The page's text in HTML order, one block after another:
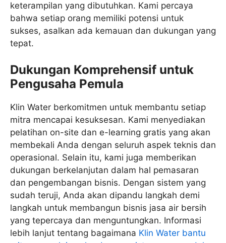
keterampilan yang dibutuhkan. Kami percaya
bahwa setiap orang memiliki potensi untuk
sukses, asalkan ada kemauan dan dukungan yang
tepat.
Dukungan Komprehensif untuk
Pengusaha Pemula
Klin Water berkomitmen untuk membantu setiap
mitra mencapai kesuksesan. Kami menyediakan
pelatihan on-site dan e-learning gratis yang akan
membekali Anda dengan seluruh aspek teknis dan
operasional. Selain itu, kami juga memberikan
dukungan berkelanjutan dalam hal pemasaran
dan pengembangan bisnis. Dengan sistem yang
sudah teruji, Anda akan dipandu langkah demi
langkah untuk membangun bisnis jasa air bersih
yang tepercaya dan menguntungkan. Informasi
lebih lanjut tentang bagaimana Klin Water bantu